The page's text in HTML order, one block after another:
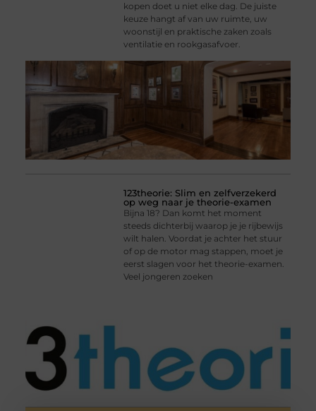
kopen doet u niet elke dag. De juiste
keuze hangt af van uw ruimte, uw
woonstijl en praktische zaken zoals
ventilatie en rookgasafvoer.
123theorie: Slim en zelfverzekerd
op weg naar je theorie-examen
Bijna 18? Dan komt het moment
steeds dichterbij waarop je je rijbewijs
wilt halen. Voordat je achter het stuur
of op de motor mag stappen, moet je
eerst slagen voor het theorie-examen.
Veel jongeren zoeken